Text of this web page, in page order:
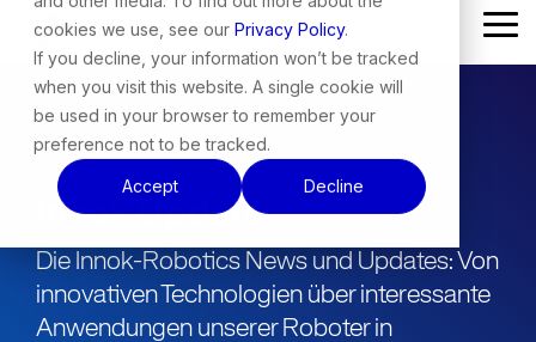
cookies we use, see our Privacy Policy.
If you decline, your information won’t be tracked
when you visit this website. A single cookie will
be used in your browser to remember your
preference not to be tracked.
Accept Decline
Skip
main
content.
Innok Update
Die Innok-Robotics News und Updates: Von
innovativen Technologien über interessante
Anwendungen unserer Roboter in